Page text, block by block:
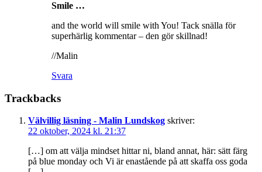
Smile …
and the world will smile with You! Tack snälla för
superhärlig kommentar – den gör skillnad!
//Malin
Svara
Trackbacks
Välvillig läsning - Malin Lundskog skriver:
22 oktober, 2024 kl. 21:37
[…] om att välja mindset hittar ni, bland annat, här: sätt färg
på blue monday och Vi är enastående på att skaffa oss goda